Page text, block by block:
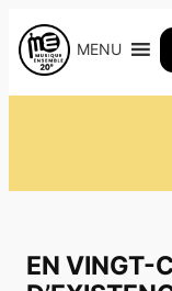
Aller
au
contenu
MENU
EN VINGT-